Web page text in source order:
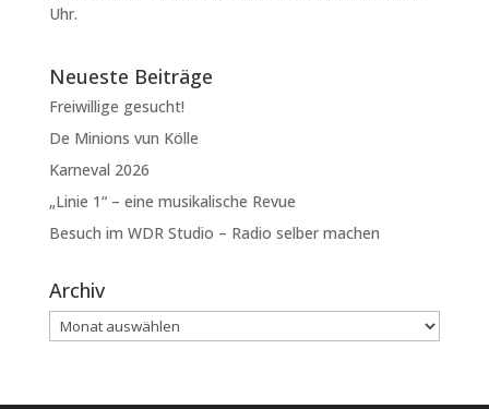
Uhr.
Neueste Beiträge
Freiwillige gesucht!
De Minions vun Kölle
Karneval 2026
„Linie 1“ – eine musikalische Revue
Besuch im WDR Studio – Radio selber machen
Archiv